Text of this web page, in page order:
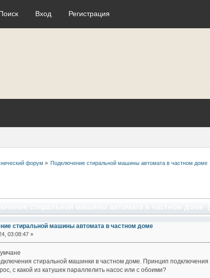
Вход Регистрация
форум » Подключение стиральной машины автомата в частном доме
стиральной машины автомата в частном доме
03:08:47 »
стиральной машинки в частном доме. Принцип
с какой из катушек параллелить насос или с обоими?